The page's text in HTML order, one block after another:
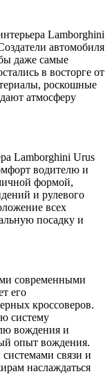
Lamborghini
автомобиля
даже самые
в восторге от
роскошные
атмосферу
Lamborghini Urus
водителю и
формой,
и рулевого
всех
посадку и
современными
его
кроссоверов.
систему
вождения и
опыт вождения.
связи и
наслаждаться